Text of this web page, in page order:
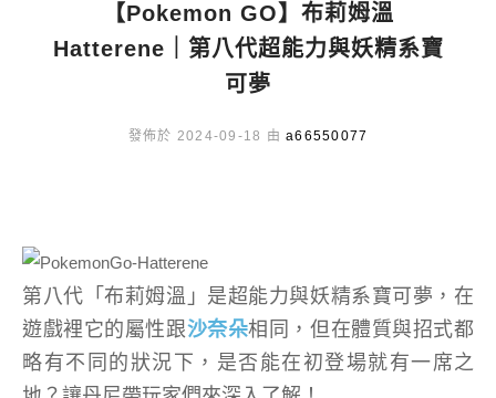
【Pokemon GO】布莉姆溫
Hatterene｜第八代超能力與妖精系寶
可夢
發佈於 2024-09-18 由 a66550077
第八代「布莉姆溫」是超能力與妖精系寶可夢，在
遊戲裡它的屬性跟沙奈朵相同，但在體質與招式都
略有不同的狀況下，是否能在初登場就有一席之